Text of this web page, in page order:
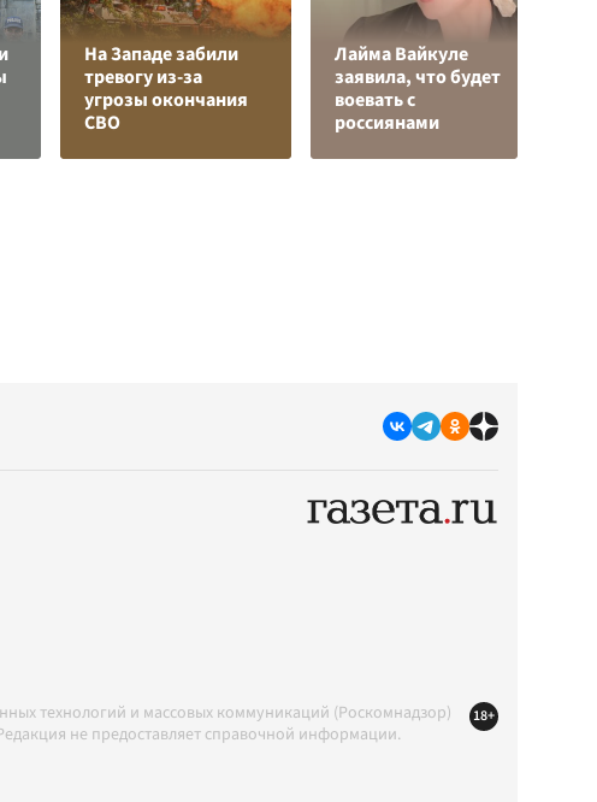
На Западе забили
тревогу из-за
угрозы окончания
СВО
Лайма Вайкуле
заявила, что будет
воевать с
россиянами
технологий и массовых коммуникаций (Роскомнадзор)
не предоставляет справочной информации.
18+